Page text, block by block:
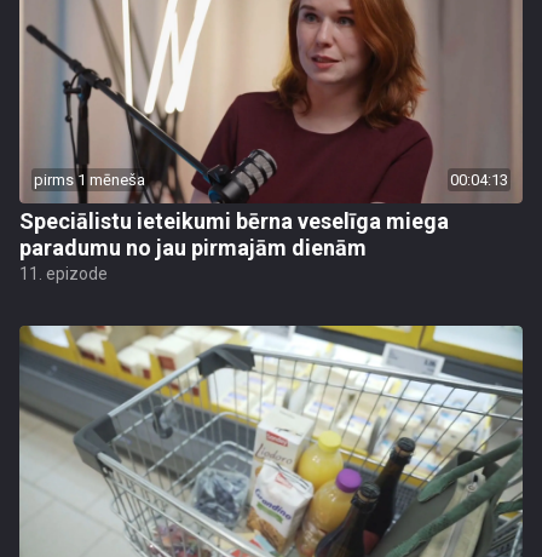
pirms 1 mēneša 00:04:13
Speciālistu ieteikumi bērna veselīga miega
paradumu no jau pirmajām dienām
11. epizode